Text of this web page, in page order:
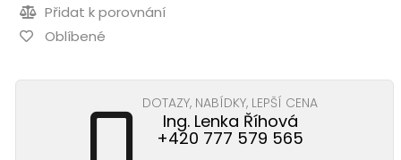
Přidat k porovnání
Oblíbené
DOTAZY, NABÍDKY, LEPŠÍ CENA
Ing. Lenka Říhová
+420 777 579 565